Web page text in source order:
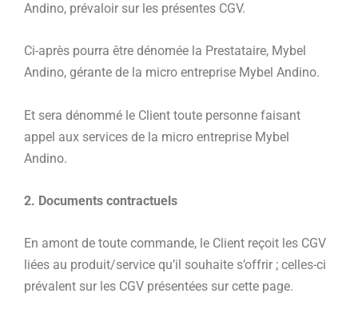
Andino, prévaloir sur les présentes CGV.
Ci-après pourra être dénomée la Prestataire, Mybel
Andino, gérante de la micro entreprise Mybel Andino.
Et sera dénommé le Client toute personne faisant
appel aux services de la micro entreprise Mybel
Andino.
2. Documents contractuels
En amont de toute commande, le Client reçoit les CGV
liées au produit/service qu’il souhaite s’offrir ; celles-ci
prévalent sur les CGV présentées sur cette page.